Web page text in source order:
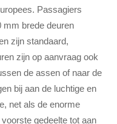
Passagiers
mm brede deuren
zijn standaard,
zijn op aanvraag ook
de assen of naar de
bij aan de luchtige en
net als de enorme
gedeelte tot aan